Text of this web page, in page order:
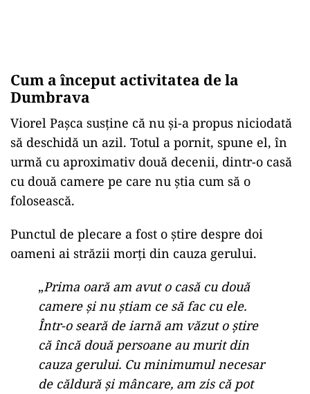
Cum a început activitatea de la
Dumbrava
Viorel Pașca susține că nu și-a propus niciodată
să deschidă un azil. Totul a pornit, spune el, în
urmă cu aproximativ două decenii, dintr-o casă
cu două camere pe care nu știa cum să o
folosească.
Punctul de plecare a fost o știre despre doi
oameni ai străzii morți din cauza gerului.
„Prima oară am avut o casă cu două
camere și nu știam ce să fac cu ele.
Într-o seară de iarnă am văzut o știre
că încă două persoane au murit din
cauza gerului. Cu minimumul necesar
de căldură și mâncare, am zis că pot